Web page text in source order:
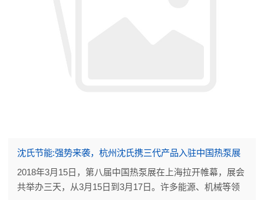
沈氏节能:强势来袭，杭州沈氏携三代产品入驻中国热泵展
2018年3月15日，第八届中国热泵展在上海拉开帷幕，展会
共举办三天，从3月15日到3月17日。许多能源、机械等领